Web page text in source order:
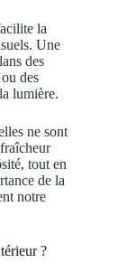
la
Une
des
des
lumière.
ne sont
tout en
de la
notre
?